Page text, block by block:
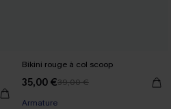
Bikini rouge à col scoop
35,00 €39,00 €
Armature